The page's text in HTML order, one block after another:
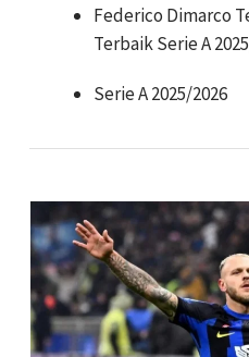
Federico Dimarco
Terbaik Serie A
Serie A 2025/2026